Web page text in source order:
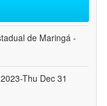
de Maringá -
Thu Dec 31